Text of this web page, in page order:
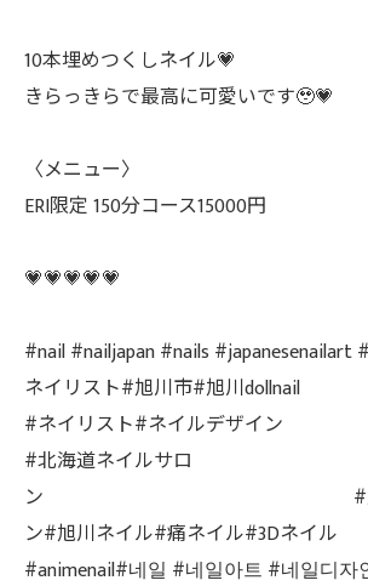
10本埋めつくしネイル💗
きらっきらで最高に可愛いです🥹💗
〈メニュー〉
ERI限定 150分コース15000円
💗💗💗💗💗
#nail #nailjapan #nails #japanesenailart
ネイリスト#旭川市#旭川dollnail
#ネイリスト#ネイルデザイン
#北海道ネイルサロ
ン #旭川ネイ
ン#旭川ネイル#痛ネイル#3Dネイル
#animenail#네일 #네일아트 #네일디